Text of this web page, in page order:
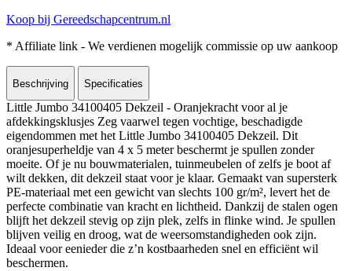
Koop bij Gereedschapcentrum.nl
* Affiliate link - We verdienen mogelijk commissie op uw aankoop
Beschrijving Specificaties
Little Jumbo 34100405 Dekzeil - Oranjekracht voor al je
afdekkingsklusjes Zeg vaarwel tegen vochtige, beschadigde
eigendommen met het Little Jumbo 34100405 Dekzeil. Dit
oranjesuperheldje van 4 x 5 meter beschermt je spullen zonder
moeite. Of je nu bouwmaterialen, tuinmeubelen of zelfs je boot af
wilt dekken, dit dekzeil staat voor je klaar. Gemaakt van supersterk
PE-materiaal met een gewicht van slechts 100 gr/m², levert het de
perfecte combinatie van kracht en lichtheid. Dankzij de stalen ogen
blijft het dekzeil stevig op zijn plek, zelfs in flinke wind. Je spullen
blijven veilig en droog, wat de weersomstandigheden ook zijn.
Ideaal voor eenieder die z’n kostbaarheden snel en efficiënt wil
beschermen.